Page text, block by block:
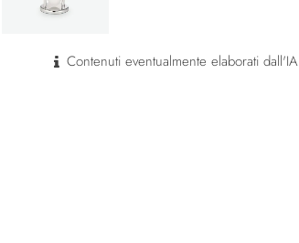
Contenuti eventualmente elaborati dall'IA